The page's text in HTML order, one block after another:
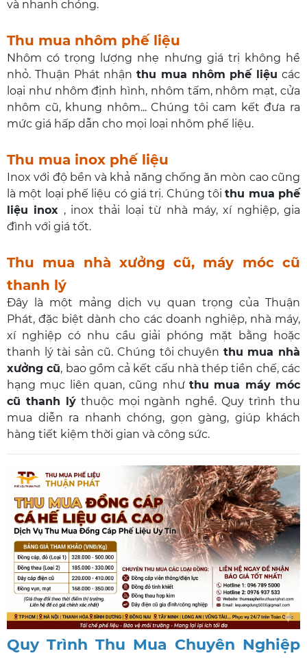
và nhanh chóng.
Thu mua nhôm phế liệu
Nhôm có trọng lượng nhẹ nhưng giá trị không hề
nhỏ. Thuận Phát nhậnthu mua nhôm phế liệu các
loại như nhôm định hình, nhôm tấm, nhôm mạt, cửa
nhôm cũ, khung nhôm... Chúng tôi cam kết đưa ra
mức giá hấp dẫn cho mọi loại nhôm phế liệu.
Thu mua inox phế liệu
Inox với độ bền và khả năng chống ăn mòn cao cũng
là một loại phế liệu có giá trị. Chúng tôithu mua phế
liệu inox , inox thải loại từ nhà máy, xí nghiệp, gia
đình với giá tốt.
Thu mua nhà xưởng cũ, máy móc cũ
thanh lý
Đây là một mảng dịch vụ quan trọng của Thuận
Phát, đặc biệt dành cho các doanh nghiệp, nhà máy,
xí nghiệp có nhu cầu giải phóng mặt bằng hoặc
thanh lý tài sản cũ. Chúng tôi chuyên thu mua nhà
xưởng cũ, bao gồm cả kết cấu nhà thép tiền chế, các
hạng mục liên quan, cũng như thu mua máy móc
cũ thanh lýthuộc mọi ngành nghề. Quy trình thu
mua diễn ra nhanh chóng, gọn gàng, giúp khách
hàng tiết kiệm thời gian và công sức.
Quy Trình Thu Mua Chuyên Nghiệp